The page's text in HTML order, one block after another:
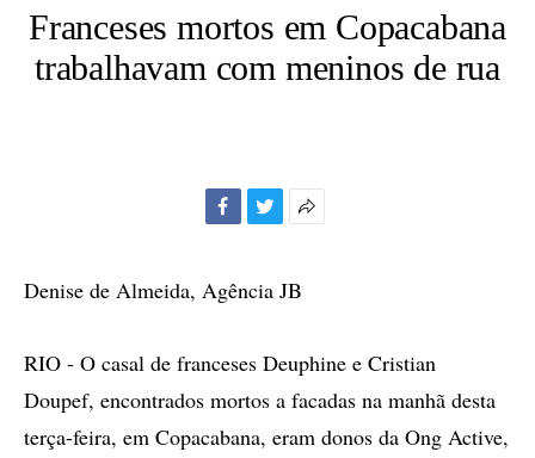
Franceses mortos em Copacabana
trabalhavam com meninos de rua
compartilhamento
Denise de Almeida, Agência JB
RIO - O casal de franceses Deuphine e Cristian
Doupef, encontrados mortos a facadas na manhã desta
terça-feira, em Copacabana, eram donos da Ong Active,